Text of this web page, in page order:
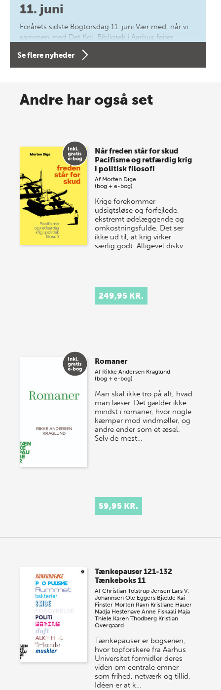
11. juni
Forårets sidste Bogtorsdag 11. juni Vær med, når vi
sammen med Det Kgl. Bibliotek i Aarhus fejrer
forfatterne bag vores nyes…
Spar op til 70% til sommer-
store sommer-lagersalg, så sæt kryds i kalenderen
onsdag den 10. j…
Se flere nyheder
Andre har også set
Når freden står for skud
Pacifisme og retfærdig krig
i politisk filosofi
Af Morten Dige
(bog + e-bog)
Krige forekommer
udsigtsløse og forfejlede,
ekstremt ødelæggende og
omkostningsfulde. Det ser
ikke ud til, at krig virker
særlig godt. Alligevel diskv…
249,95 KR.
Romaner
Af Rikke Andersen Kraglund
(bog + e-bog)
Man skal ikke tro på alt, hvad
man læser. Det gælder ikke
mindst i romaner, hvor nogle
kæmper mod vindmøller, og
andre ender som et æsel.
Selv de mest…
59,95 KR.
Tænkepauser 121-132
Tænkeboks 11
AfChristian Tolstrup Jensen Lars V.
Johannsen Ole Eggers Bjælde Kai
Finster Morten Ravn Kristiane Hauer
Nadja Hestehave Anne Fiskaali Maja
Thiele Karen Thodberg Kristian
Overgaard
Tænkepauser er bogserien,
hvor topforskere fra Aarhus
Universitet formidler deres
viden om centrale emner
som frihed, netværk og tillid.
Idéen er at k…